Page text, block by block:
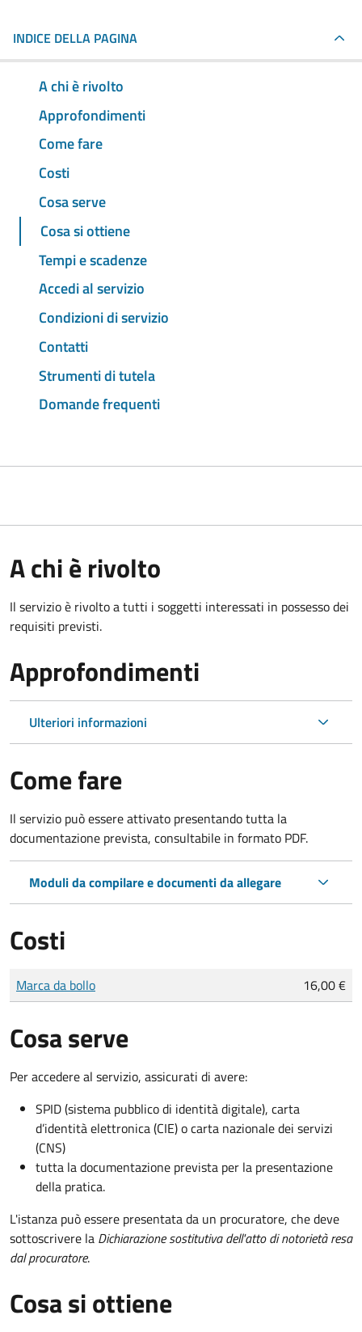
INDICE DELLA PAGINA
A chi è rivolto
Approfondimenti
Come fare
Costi
Cosa serve
Cosa si ottiene
Tempi e scadenze
Accedi al servizio
Condizioni di servizio
Contatti
Strumenti di tutela
Domande frequenti
A chi è rivolto
Il servizio è rivolto a tutti i soggetti interessati in possesso dei
requisiti previsti.
Approfondimenti
Ulteriori informazioni
Come fare
Il servizio può essere attivato presentando tutta la
documentazione prevista, consultabile in formato PDF.
Moduli da compilare e documenti da allegare
Costi
Tipo di pagamento
Importo
Marca da bollo 16,00 €
Cosa serve
Per accedere al servizio, assicurati di avere:
SPID (sistema pubblico di identità digitale), carta
d’identità elettronica (CIE) o carta nazionale dei servizi
(CNS)
tutta la documentazione prevista per la presentazione
della pratica.
L'istanza può essere presentata da un procuratore, che deve
sottoscrivere la Dichiarazione sostitutiva dell'atto di notorietà resa
dal procuratore.
Cosa si ottiene